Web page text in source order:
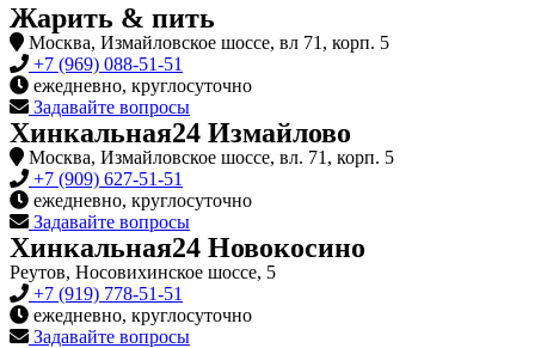
Жарить & пить
Москва, Измайловское шоссе, вл 71, корп. 5
+7 (969) 088-51-51
ежедневно, круглосуточно
Задавайте вопросы
Хинкальная24 Измайлово
Москва, Измайловское шоссе, вл. 71, корп. 5
+7 (909) 627-51-51
ежедневно, круглосуточно
Задавайте вопросы
Хинкальная24 Новокосино
Реутов, Носовихинское шоссе, 5
+7 (919) 778-51-51
ежедневно, круглосуточно
Задавайте вопросы